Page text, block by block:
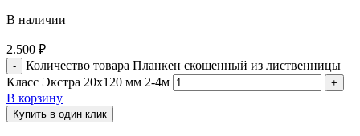
В наличии
2.500 ₽
Количество товара Планкен скошенный из лиственницы
Класс Экстра 20x120 мм 2-4м
В корзину
Купить в один клик